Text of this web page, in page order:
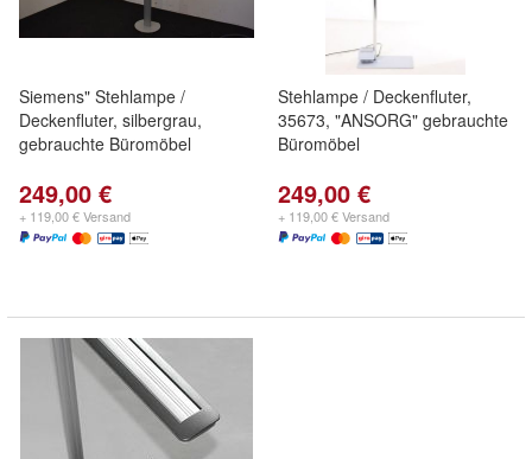
Siemens" Stehlampe /
Deckenfluter, silbergrau,
gebrauchte Büromöbel
249,00 €
+ 119,00 € Versand
Stehlampe / Deckenfluter,
35673, "ANSORG" gebrauchte
Büromöbel
249,00 €
+ 119,00 € Versand